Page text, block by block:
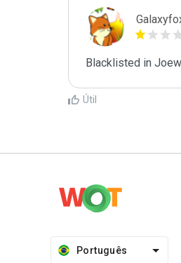
Blacklisted in
Útil
Português